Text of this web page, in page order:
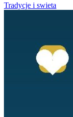
Tradycje i swieta